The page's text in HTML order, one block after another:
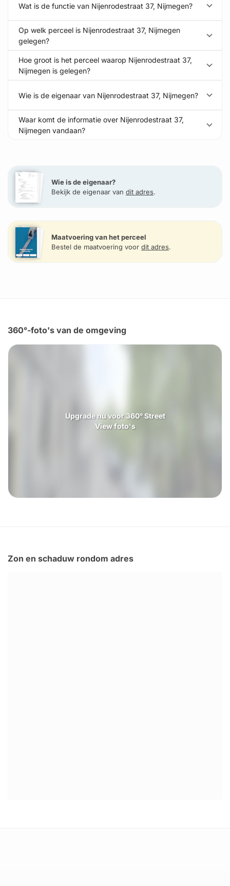
Wat is de functie van Nijenrodestraat 37, Nijmegen?
Op welk perceel is Nijenrodestraat 37, Nijmegen
gelegen?
Hoe groot is het perceel waarop Nijenrodestraat 37,
Nijmegen is gelegen?
Wie is de eigenaar van Nijenrodestraat 37, Nijmegen?
Waar komt de informatie over Nijenrodestraat 37,
Nijmegen vandaan?
Wie is de eigenaar?
Bekijk de eigenaar van dit adres.
Maatvoering van het perceel
Bestel de maatvoering voor dit adres.
360°-foto's van de omgeving
Upgrade nu voor 360° Street
View foto's
Zon en schaduw rondom adres